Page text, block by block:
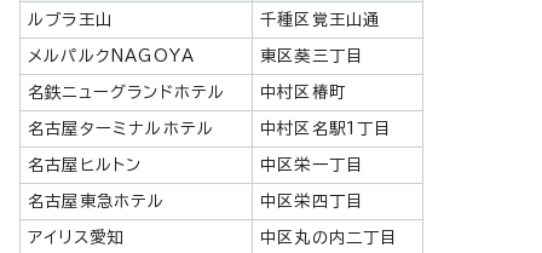
ルブラ王山 千種区覚王山通
メルパルクNAGOYA 東区葵三丁目
名鉄ニューグランドホテル 中村区椿町
名古屋ターミナルホテル 中村区名駅1丁目
名古屋ヒルトン 中区栄一丁目
名古屋東急ホテル 中区栄四丁目
アイリス愛知 中区丸の内二丁目